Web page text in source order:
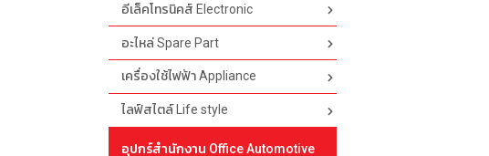
อีเล็คโทรนิคส์ Electronic
อะไหล่ Spare Part
เครื่องใช้ไฟฟ้า Appliance
ไลฟ์สไตล์ Life style
อุปกร์สำนักงาน Office Automotive